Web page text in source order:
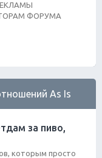
ФОРУМА
As Is
за пиво,
которым просто